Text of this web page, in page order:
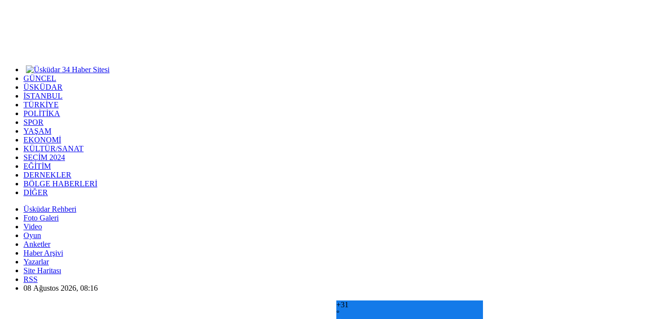
GÜNCEL
ÜSKÜDAR
İSTANBUL
TÜRKİYE
POLİTİKA
SPOR
YAŞAM
EKONOMİ
KÜLTÜR/SANAT
SEÇİM 2024
EĞİTİM
DERNEKLER
BÖLGE HABERLERİ
DİĞER
Üsküdar Rehberi
Foto Galeri
Video
Oyun
Anketler
Haber Arşivi
Yazarlar
Site Haritası
RSS
08 Ağustos 2026, 08:16
+31
°